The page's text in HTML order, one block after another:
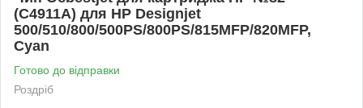
(C4911A) для HP Designjet
500/510/800/500PS/800PS/815MFP/820MFP,
Cyan
Готово до відправки
Роздріб